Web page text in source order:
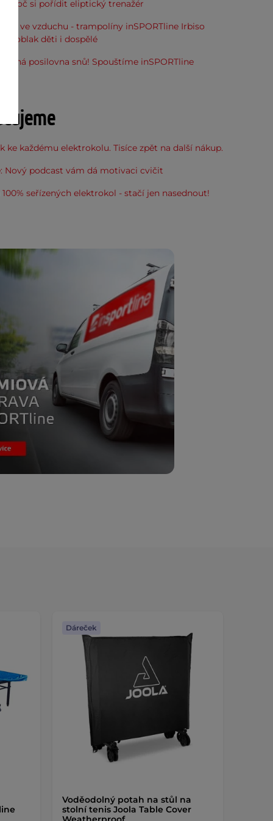
proč si pořídit eliptický trenažér
ve vzduchu - trampolíny inSPORTline Irbiso
oblak děti i dospělé
posilovna snů! Spouštíme inSPORTline
ke každému elektrokolu. Tisíce zpět na další nákup.
Nový podcast vám dá motivaci cvičit
100% seřízených elektrokol - stačí jen nasednout!
Voděodolný potah na stůl na
stolní tenis Joola Table Cover
Dáreček